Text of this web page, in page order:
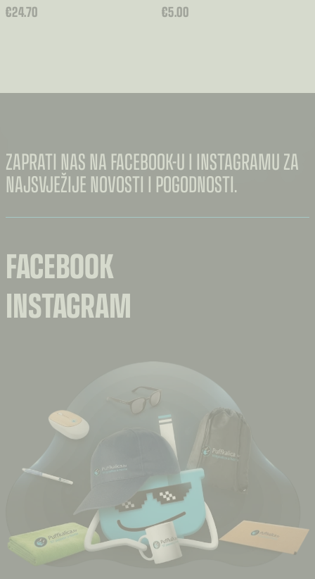
€24.70 €5.00
ZAPRATI NAS NA FACEBOOK-U I INSTAGRAMU ZA
NAJSVJEŽIJE NOVOSTI I POGODNOSTI.
FACEBOOK
INSTAGRAM